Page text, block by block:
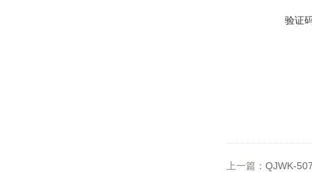
验证
上一篇： QJWK-